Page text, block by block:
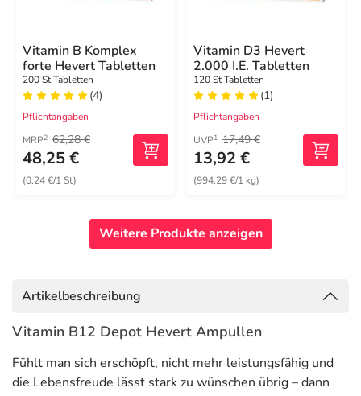
Vitamin B Komplex
forte Hevert Tabletten
200 St Tabletten
(4)
Pflichtangaben
MRP2 62,28 €
48,25 €
(0,24 €/1 St)
Vitamin D3 Hevert
2.000 I.E. Tabletten
120 St Tabletten
(1)
Pflichtangaben
UVP1 17,49 €
13,92 €
(994,29 €/1 kg)
Weitere Produkte anzeigen
Artikelbeschreibung
Vitamin B12 Depot Hevert Ampullen
Fühlt man sich erschöpft, nicht mehr leistungsfähig und
die Lebensfreude lässt stark zu wünschen übrig – dann